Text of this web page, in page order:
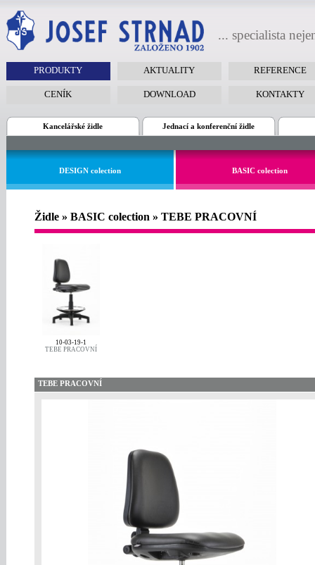
... specialista
PRODUKTY AKTUALITY REFERENCE
CENÍK DOWNLOAD KONTAKTY
Kancelářské židle Jednací a konferenční židle
DESIGN colection BASIC colection
Židle » BASIC colection » TEBE PRACOVNÍ
10-03-19-1
TEBE PRACOVNÍ
TEBE PRACOVNÍ